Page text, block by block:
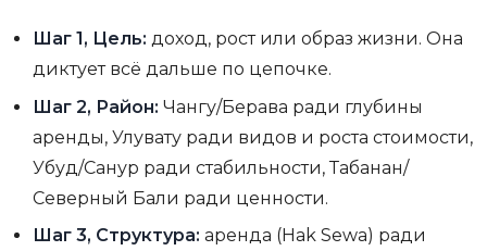
Шаг 1, Цель: доход, рост или образ жизни. Она
диктует всё дальше по цепочке.
Шаг 2, Район: Чангу/Берава ради глубины
аренды, Улувату ради видов и роста стоимости,
Убуд/Санур ради стабильности, Табанан/
Северный Бали ради ценности.
Шаг 3, Структура: аренда (Hak Sewa) ради